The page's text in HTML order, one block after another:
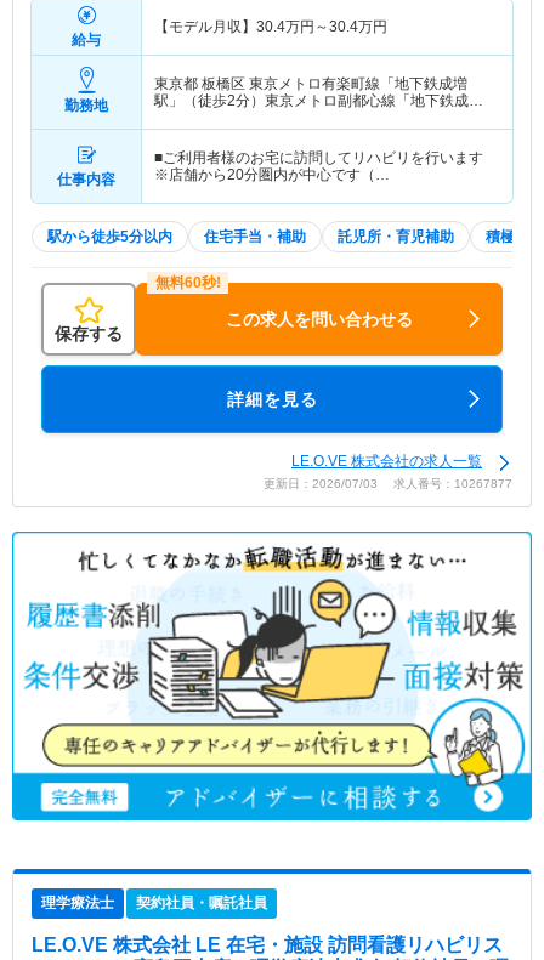
給与
【モデル月収】 30.4万円～30.4万円
勤務地
東京都 板橋区 東京メトロ有楽町線「地下鉄成増
駅」（徒歩2分）東京メトロ副都心線「地下鉄成増
仕事内容
■ご利用者様のお宅に訪問してリハビリを行います
※店舗から20分圏内が中心です（…
駅から徒歩5分以内 住宅手当・補助 託児所・育児補助 積極採
保存する
この求人を問い合わせる
詳細を見る
LE.O.VE 株式会社の求人一覧
更新日：2026/07/03 求人番号：10267877
理学療法士 契約社員・嘱託社員
LE.O.VE 株式会社 LE 在宅・施設 訪問看護リハビリス